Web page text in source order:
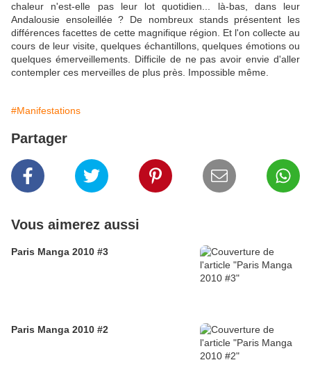
chaleur n'est-elle pas leur lot quotidien... là-bas, dans leur
Andalousie ensoleillée ? De nombreux stands présentent les
différences facettes de cette magnifique région. Et l'on collecte au
cours de leur visite, quelques échantillons, quelques émotions ou
quelques émerveillements. Difficile de ne pas avoir envie d'aller
contempler ces merveilles de plus près. Impossible même.
#Manifestations
Partager
Vous aimerez aussi
Paris Manga 2010 #3
Paris Manga 2010 #2